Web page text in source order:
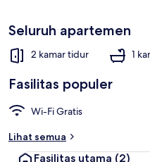
Seluruh apartemen
2 kamar tidur 1
Fasilitas populer
Wi-Fi Gratis
Lihat semua
Fasilitas utama (2)